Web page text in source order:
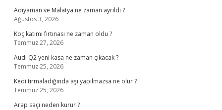
Adıyaman ve Malatya ne zaman ayrıldı ?
Ağustos 3, 2026
Koç katımı fırtınası ne zaman oldu ?
Temmuz 27, 2026
Audi Q2 yeni kasa ne zaman çıkacak ?
Temmuz 25, 2026
Kedi tırmaladığında aşı yapılmazsa ne olur ?
Temmuz 25, 2026
Arap saçı neden kurur ?